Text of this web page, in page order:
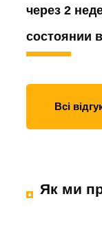
через 2
состоянии
Всі
Як ми